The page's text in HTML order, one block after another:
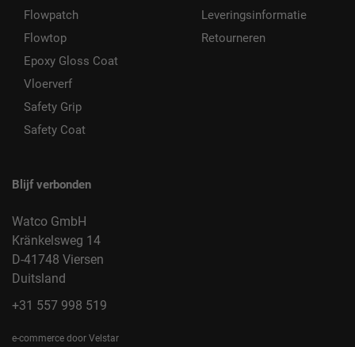
Flowpatch
Flowtop
Epoxy Gloss Coat
Vloerverf
Safety Grip
Safety Coat
Leveringsinformatie
Retourneren
Blijf verbonden
Watco GmbH
Kränkelsweg 14
D-41748 Viersen
Duitsland
+31 557 998 519
e-commerce door Velstar